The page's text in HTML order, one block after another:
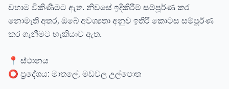
වහාම විකිණීමට ඇත. නිවසේ ඉදිකිරීම් සම්පූර්ණ කර
නොමැති අතර, ඔබේ අවශ්‍යතා අනුව ඉතිරි කොටස සම්පූර්ණ
කර ගැනීමට හැකියාව ඇත.
📍 ස්ථානය
⭕ ප්‍රදේශය: මාතලේ, මඩවල උල්පොත